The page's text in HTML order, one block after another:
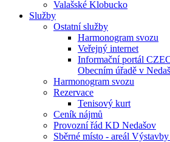
Valašské Klobucko
Služby
Ostatní služby
Harmonogram svozu
Veřejný internet
Informační portál
Obecním úřadě v
Harmonogram svozu
Rezervace
Tenisový kurt
Ceník nájmů
Provozní řád KD Nedašov
Sběrné místo - areál